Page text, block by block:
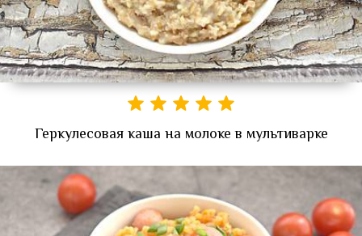
Геркулесовая каша на молоке в мультиварке